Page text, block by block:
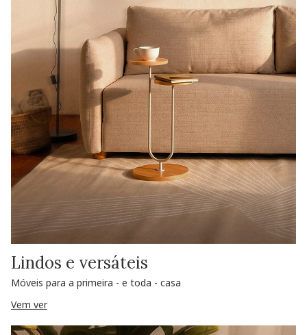
Lindos e versáteis
Móveis para a primeira - e toda - casa
Vem ver